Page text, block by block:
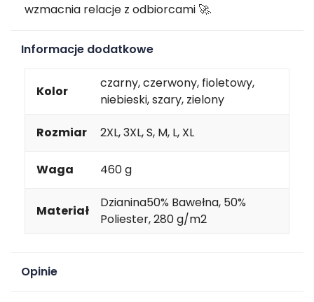
wzmacnia relacje z odbiorcami 🚀.
Informacje dodatkowe
Kolor
czarny, czerwony, fioletowy,
niebieski, szary, zielony
Rozmiar 2XL, 3XL, S, M, L, XL
Waga 460 g
Materiał
Dzianina50% Bawełna, 50%
Poliester, 280 g/m2
Opinie